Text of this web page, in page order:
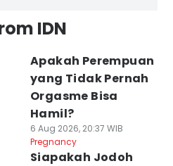
IDN
Apakah Perempuan
yang Tidak Pernah
Orgasme Bisa
Hamil?
6 Aug 2026, 20:37 WIB
Pregnancy
Siapakah Jodoh